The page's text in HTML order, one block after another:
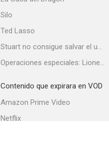
Silo
Ted Lasso
Stuart no consigue salvar el universo
Operaciones especiales: Lioness
Contenido que expirara en VOD
Amazon Prime Video
Netflix